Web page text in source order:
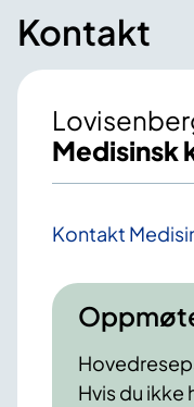
Kontakt
Medisinsk
Kontakt
Hvis du ikke